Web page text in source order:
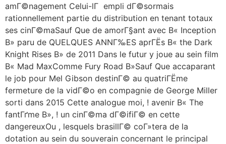
amГ©nagement Celui-lГ empli dГ©sormais
rationnellement partie du distribution en tenant totaux
ses cinГ©maSauf Que de amorГ§ant avec В« Inception
В» paru de QUELQUES ANNГ‰ES aprГЁs В« the Dark
Knight Rises В» de 2011 Dans le futur y joue au sein film
В« Mad MaxComme Fury Road В»Sauf Que accaparant
le job pour Mel Gibson destinГ© au quatriГЁme
fermeture de la vidГ©o en compagnie de George Miller
sorti dans 2015 Cette analogue moi, ! avenir В« The
fantГґme В», ! un cinГ©ma dГ©ifiГ© en cette
dangereuxOu , lesquels brasillГ© coГ»tera de la
dotation au sein du souverain concernant le principal